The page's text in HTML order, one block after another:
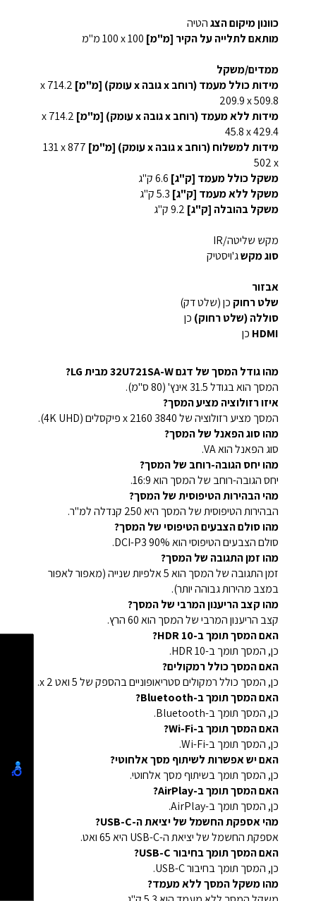
כוונון מיקום הצגהטיה
מותאם לתלייה על הקיר [מ"מ]
ממדים/משקל
מידות כולל מעמד (רוחב x גובה x עומק) [מ"מ]
714.2 x‏
509.8 x‏ 209.9
מידות ללא מעמד (רוחב x גובה x עומק) [מ"מ]
714.2 x‏
429.4 x‏ 45.8
מידות למשלוח (רוחב x גובה x עומק) [מ"מ]
877 x‏ 131
x‏ 502
משקל כולל מעמד [ק"ג]
משקל ללא מעמד [ק"ג]
משקל בהובלה [ק"ג]
מקש שליטה/IR
סוג מקשג'ויסטיק
אבזור
שלט רחוק כן (שלט דק)
סוללה (שלט רחוק) כן
HDMI כן
מהו גודל המסך של דגם 32U721SA-W מבית LG?
המסך הוא בגודל 31.5 אינץ' (80 ס"מ).
איזו רזולוציה מציע המסך?
המסך מציע רזולוציה של 3840 x 2160 פיקסלים (4K UHD).
מהו סוג הפאנל של המסך?
סוג הפאנל הוא VA.
מהו יחס הגובה-רוחב של המסך?
יחס הגובה-רוחב של המסך הוא 16:9.
מהי הבהירות הטיפוסית של המסך?
הבהירות הטיפוסית של המסך היא 250 קנדלה למ"ר.
מהו סולם הצבעים הטיפוסי של המסך?
סולם הצבעים הטיפוסי הוא DCI-P3 90%.
מהו זמן התגובה של המסך?
זמן התגובה של המסך הוא 5 אלפיות שנייה (מאפור לאפור
במצב מהירות גבוהה יותר).
מהו קצב הריענון המרבי של המסך?
קצב הריענון המרבי של המסך הוא 60 הרץ.
האם המסך תומך ב-HDR 10?
כן, המסך תומך ב-HDR 10.
האם המסך כולל רמקולים?
כן, המסך כולל רמקולים סטריאופוניים בהספק של 5 ואט x 2.
האם המסך תומך ב-Bluetooth?
כן, המסך תומך ב-Bluetooth.
האם המסך תומך ב-Wi-Fi?
כן, המסך תומך ב-Wi-Fi.
האם יש אפשרות לשיתוף מסך אלחוטי?
כן, המסך תומך בשיתוף מסך אלחוטי.
האם המסך תומך ב-AirPlay?
כן, המסך תומך ב-AirPlay.
מהי אספקת החשמל של יציאת ה-USB-C?
אספקת החשמל של יציאת ה-USB-C היא 65 ואט.
האם המסך תומך בחיבור USB-C?
כן, המסך תומך בחיבור USB-C.
מהו משקל המסך ללא מעמד?